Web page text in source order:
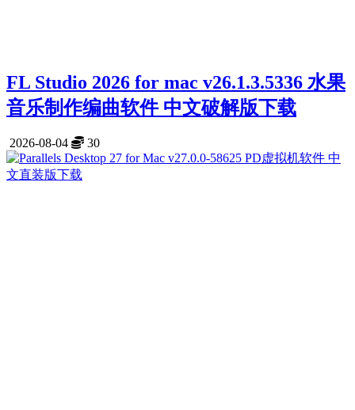
FL Studio 2026 for mac v26.1.3.5336 水果
音乐制作编曲软件 中文破解版下载
2026-08-04 30